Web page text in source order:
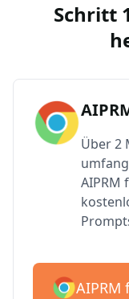
Schritt
Über 2
AIPRM
AIPRM